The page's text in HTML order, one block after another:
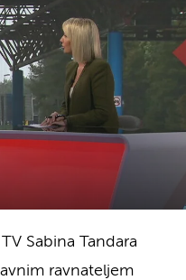
Sabina Tandara
ravnateljem